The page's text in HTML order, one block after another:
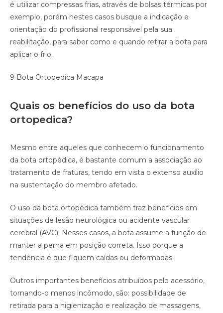
é utilizar compressas frias, através de bolsas térmicas por
exemplo, porém nestes casos busque a indicação e
orientação do profissional responsável pela sua
reabilitação, para saber como e quando retirar a bota para
aplicar o frio.
9 Bota Ortopedica Macapa
Quais os benefícios do uso da bota
ortopedica?
Mesmo entre aqueles que conhecem o funcionamento
da bota ortopédica, é bastante comum a associação ao
tratamento de fraturas, tendo em vista o extenso auxílio
na sustentação do membro afetado.
O uso da bota ortopédica também traz benefícios em
situações de lesão neurológica ou acidente vascular
cerebral (AVC). Nesses casos, a bota assume a função de
manter a perna em posição correta. Isso porque a
tendência é que fiquem caídas ou deformadas.
Outros importantes benefícios atribuídos pelo acessório,
tornando-o menos incômodo, são: possibilidade de
retirada para a higienização e realização de massagens,